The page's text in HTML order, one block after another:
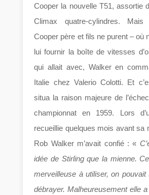
Cooper la nouvelle T51, assortie
Climax quatre-cylindres.
Cooper père et fils ne purent – où
lui fournir la boîte de vitesses
qui allait avec, Walker en
Italie chez Valerio Colotti. Et
situa la raison majeure de
championnat en 1959. Lors
recueillie quelques mois avant sa
Rob Walker m’avait confié : «
idée de Stirling que la mienne.
merveilleuse à utiliser, on
débrayer. Malheureusement elle